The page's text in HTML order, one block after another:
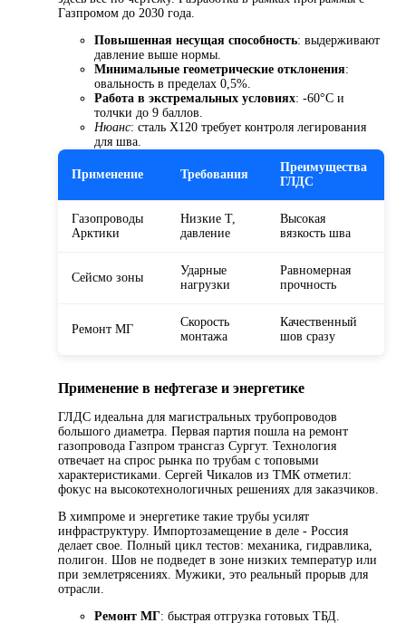
Газпромом до 2030 года.
Повышенная несущая способность: выдерживают
давление выше нормы.
Минимальные геометрические отклонения:
овальность в пределах 0,5%.
Работа в экстремальных условиях: -60°C и
толчки до 9 баллов.
Нюанс: сталь X120 требует контроля легирования
для шва.
Применение Требования
Преимущества
ГЛДС
Газопроводы
Арктики
Низкие T,
давление
Высокая
вязкость шва
Сейсмо зоны
Ударные
нагрузки
Равномерная
прочность
Ремонт МГ
Скорость
монтажа
Качественный
шов сразу
Применение в нефтегазе и энергетике
ГЛДС идеальна для магистральных трубопроводов
большого диаметра. Первая партия пошла на ремонт
газопровода Газпром трансгаз Сургут. Технология
отвечает на спрос рынка по трубам с топовыми
характеристиками. Сергей Чикалов из ТМК отметил:
фокус на высокотехнологичных решениях для заказчиков.
В химпроме и энергетике такие трубы усилят
инфраструктуру. Импортозамещение в деле - Россия
делает свое. Полный цикл тестов: механика, гидравлика,
полигон. Шов не подведет в зоне низких температур или
при землетрясениях. Мужики, это реальный прорыв для
отрасли.
Ремонт МГ: быстрая отгрузка готовых ТБД.